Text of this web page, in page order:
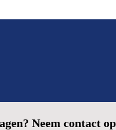
Neem contact